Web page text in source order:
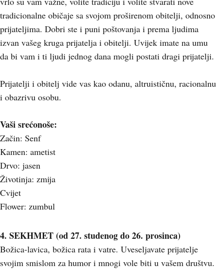
tradicionalne običaje sa svojom proširenom obitelji, odnosno
prijateljima. Dobri ste i puni poštovanja i prema ljudima
izvan vašeg kruga prijatelja i obitelji. Uvijek imate na umu
da bi vam i ti ljudi jednog dana mogli postati dragi prijatelji.
Prijatelji i obitelj vide vas kao odanu, altruističnu, racionalnu
i obazrivu osobu.
Vaši srećonoše:
Začin: Senf
Kamen: ametist
Drvo: jasen
Životinja: zmija
Cvijet
Flower: zumbul
4. SEKHMET (od 27. studenog do 26. prosinca)
Božica-lavica, božica rata i vatre. Uveseljavate prijatelje
svojim smislom za humor i mnogi vole biti u vašem društvu.